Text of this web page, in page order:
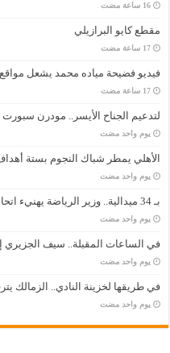
‏16 ساعة مضت
مقطع كايو البرازيلي
‏17 ساعة مضت
فيديو فضيحة مياده محمد يشعل
‏17 ساعة مضت
لتدعيم الجناح الأيسر.. مودرن
‏يوم واحد مضت
الأهلي يمطر شباك النجوم بستة
‏يوم واحد مضت
بـ 34 ميدالية.. وزير الرياضة يهنيء اتحاد الشطرنج بتصدر البطولة العربية
‏يوم واحد مضت
في الساعات المقبلة.. سيف الجزيري
‏يوم واحد مضت
في طريقها لخزينة النادي.. الزمالك
‏يوم واحد مضت